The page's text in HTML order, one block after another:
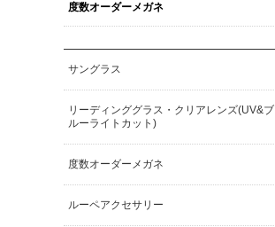
度数オーダーメガネ
サングラス
リーディンググラス・クリアレンズ(UV&ブ
ルーライトカット)
度数オーダーメガネ
ルーペアクセサリー